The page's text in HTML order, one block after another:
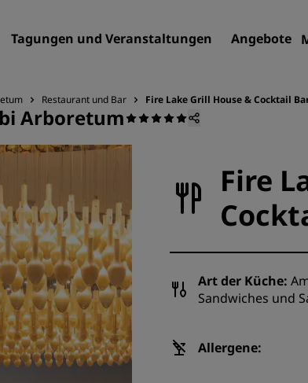
Tagungen und Veranstaltungen Angebote
Finden Sie Ihr Hotel
Resorts
Serviced Apartments
Flughafenhotels
Neue und geplante Hotels
Tagungen und
Entdecken Sie Radisson
Restaurant und Bar Fire Lake Grill House & Cocktail
Arboretum
Fire
Art der Küche:
Sandwiches und
Allergene: